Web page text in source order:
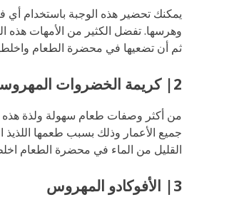
يمكنك تحضير هذه الوجبة باستخدام أي
وهرسها. تفضل الكثير من الأمهات هذه
ثم أن تضعيها في محضرة الطعام
2| كريمة الخضروات المهروسة
من أكثر وصفات طعام سهولة ولذة هذه
جميع الأعمار وذلك بسبب طعمها
القليل من الماء في محضرة الطعام
3| الأفوكادو المهروس